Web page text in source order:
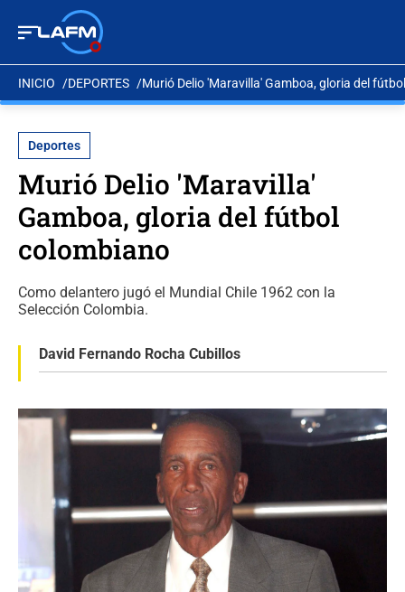
INICIO DEPORTES Murió Delio 'Maravilla' Gamboa, gloria del
Deportes
Murió Delio 'Maravilla'
Gamboa, gloria del fútbol
colombiano
Como delantero jugó el Mundial Chile 1962 con la
Selección Colombia.
David Fernando Rocha Cubillos